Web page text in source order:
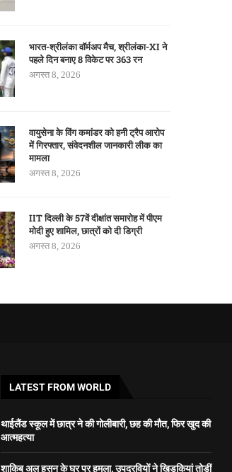
भारत-श्रीलंका वॉर्मअप मैच, श्रीलंका-XI ने
पहले दिन बनाए 8 विकेट पर 363 रन
अगस्त 8, 2026
वायुसेना के विंग कमांडर को हनी ट्रैप आरोप
में गिरफ्तार, संवेदनशील जानकारी लीक का
मामला
अगस्त 8, 2026
IIT दिल्ली के 57वें दीक्षांत समारोह में पीएम
मोदी हुए शामिल, छात्रों को दी डिग्री
अगस्त 8, 2026
LATEST FROM WORLD
थाईलैंड स्कूल में छात्र ने की गोलीबारी, छह की मौत, फिर खुद की
आत्महत्या
शाकिब अल हसन के घर पर हमला, उपद्रवियों ने खिड़कियां तोड़ीं